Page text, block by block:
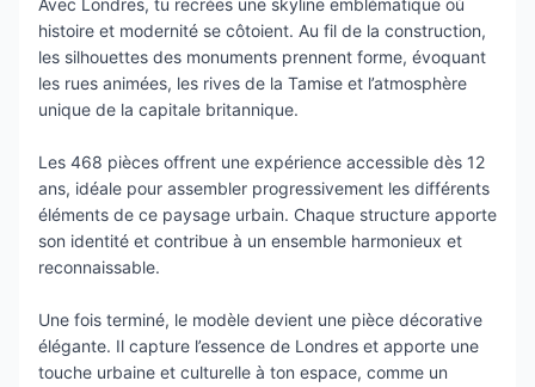
Avec Londres, tu recrées une skyline emblématique où
histoire et modernité se côtoient. Au fil de la construction,
les silhouettes des monuments prennent forme, évoquant
les rues animées, les rives de la Tamise et l’atmosphère
unique de la capitale britannique.
Les 468 pièces offrent une expérience accessible dès 12
ans, idéale pour assembler progressivement les différents
éléments de ce paysage urbain. Chaque structure apporte
son identité et contribue à un ensemble harmonieux et
reconnaissable.
Une fois terminé, le modèle devient une pièce décorative
élégante. Il capture l’essence de Londres et apporte une
touche urbaine et culturelle à ton espace, comme un